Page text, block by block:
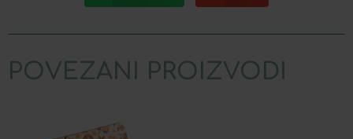
POVEZANI PROIZVODI